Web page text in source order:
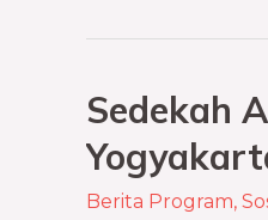
Sedekah
Berita Program,
Sedekah
Air
untuk
Warga